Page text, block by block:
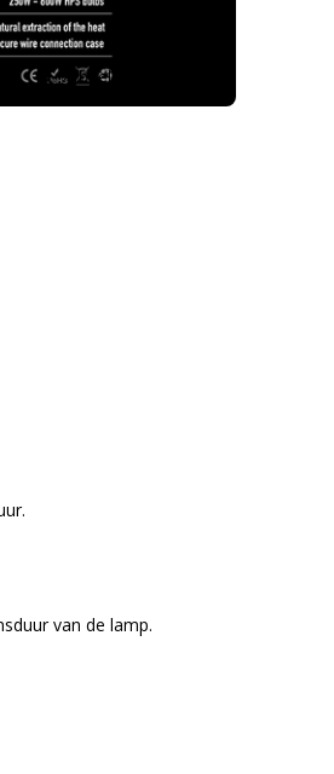
Afbeelding vergroten
van de lamp.